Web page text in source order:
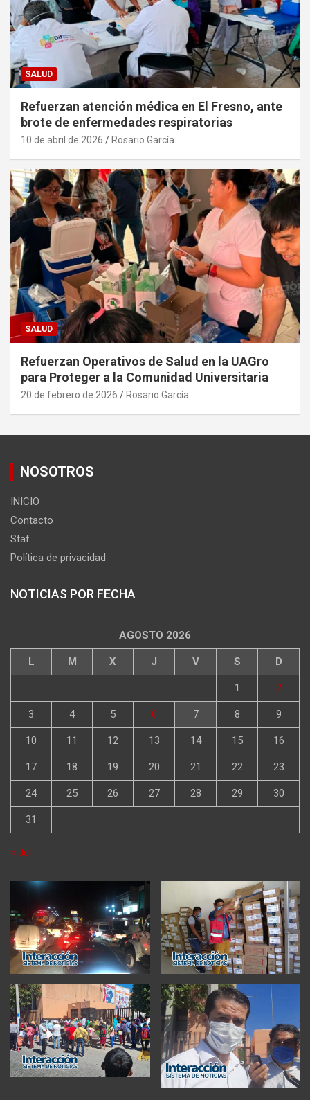
SALUD
Refuerzan atención médica en El Fresno, ante
brote de enfermedades respiratorias
10 de abril de 2026 Rosario García
SALUD
Refuerzan Operativos de Salud en la UAGro
para Proteger a la Comunidad Universitaria
20 de febrero de 2026 Rosario García
NOSOTROS
INICIO
Contacto
Staf
Política de privacidad
NOTICIAS POR FECHA
AGOSTO 2026
L M X J V S D
1 2
3 4 5 6 7 8 9
10 11 12 13 14 15 16
17 18 19 20 21 22 23
24 25 26 27 28 29 30
31
« Jul